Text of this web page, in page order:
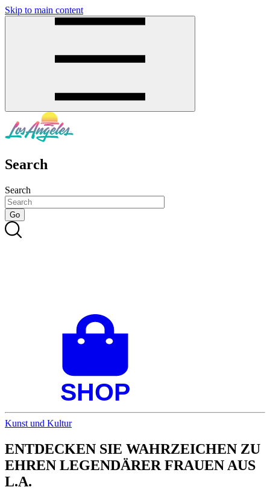
Skip to main content
Search
Search
Kunst und Kultur
ENTDECKEN SIE WAHRZEICHEN ZU
EHREN LEGENDÄRER FRAUEN AUS
L.A.